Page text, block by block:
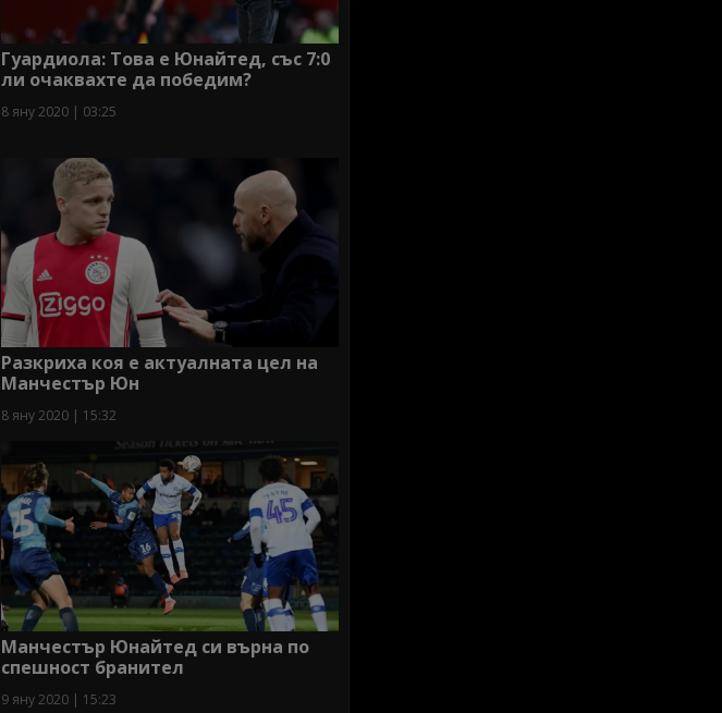
Гуардиола: Това е Юнайтед, със 7:0
ли очаквахте да победим?
8 яну 2020 | 03:25
Разкриха коя е актуалната цел на
Манчестър Юн
8 яну 2020 | 15:32
Манчестър Юнайтед си върна по
спешност бранител
9 яну 2020 | 15:23